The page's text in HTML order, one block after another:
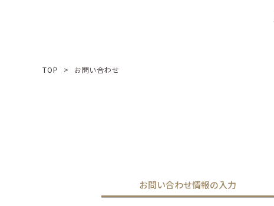
TOP お問い合わせ
お問い合わせ情報の入力